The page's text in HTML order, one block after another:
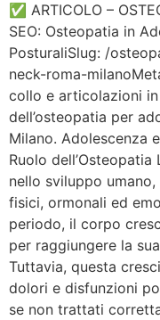
✅ ARTICOLO –
SEO: Osteopatia in
PosturaliSlug: /
neck-roma-
collo e articolazioni
dell’osteopatia per
Milano. Adolescenza
Ruolo dell’Osteopatia
nello sviluppo
fisici, ormonali ed
periodo, il corpo
per raggiungere la
Tuttavia, questa
dolori e disfunzioni
se non trattati